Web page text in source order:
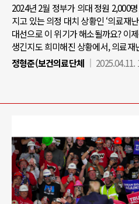
2024년 2월 정부가 의대 정원 2,000
지고 있는 의정 대치 상황인 ‘의료재
대선으로 이 위기가 해소될까요? 이
생긴지도 희미해진 상황에서, 의료
정형준(보건의료단체
2025.04.11.